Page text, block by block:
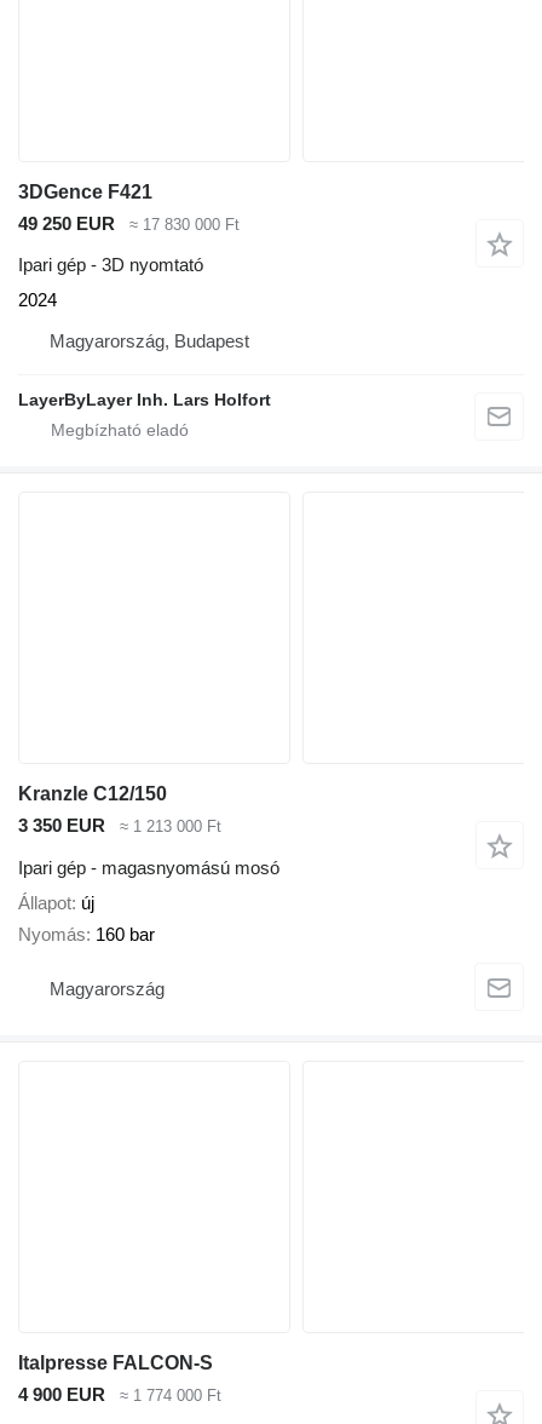
3DGence F421
49 250 EUR
≈ 17 830 000 Ft
Ipari gép - 3D nyomtató
2024
Magyarország, Budapest
LayerByLayer Inh. Lars Holfort
Kranzle C12/150
3 350 EUR
≈ 1 213 000 Ft
Ipari gép - magasnyomású mosó
Állapot új
Nyomás 160 bar
Magyarország
Italpresse FALCON-S
4 900 EUR
≈ 1 774 000 Ft